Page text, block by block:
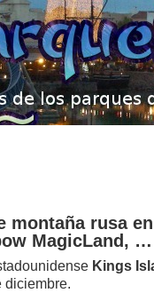
montaña rusa
MagicLand, …
Kings